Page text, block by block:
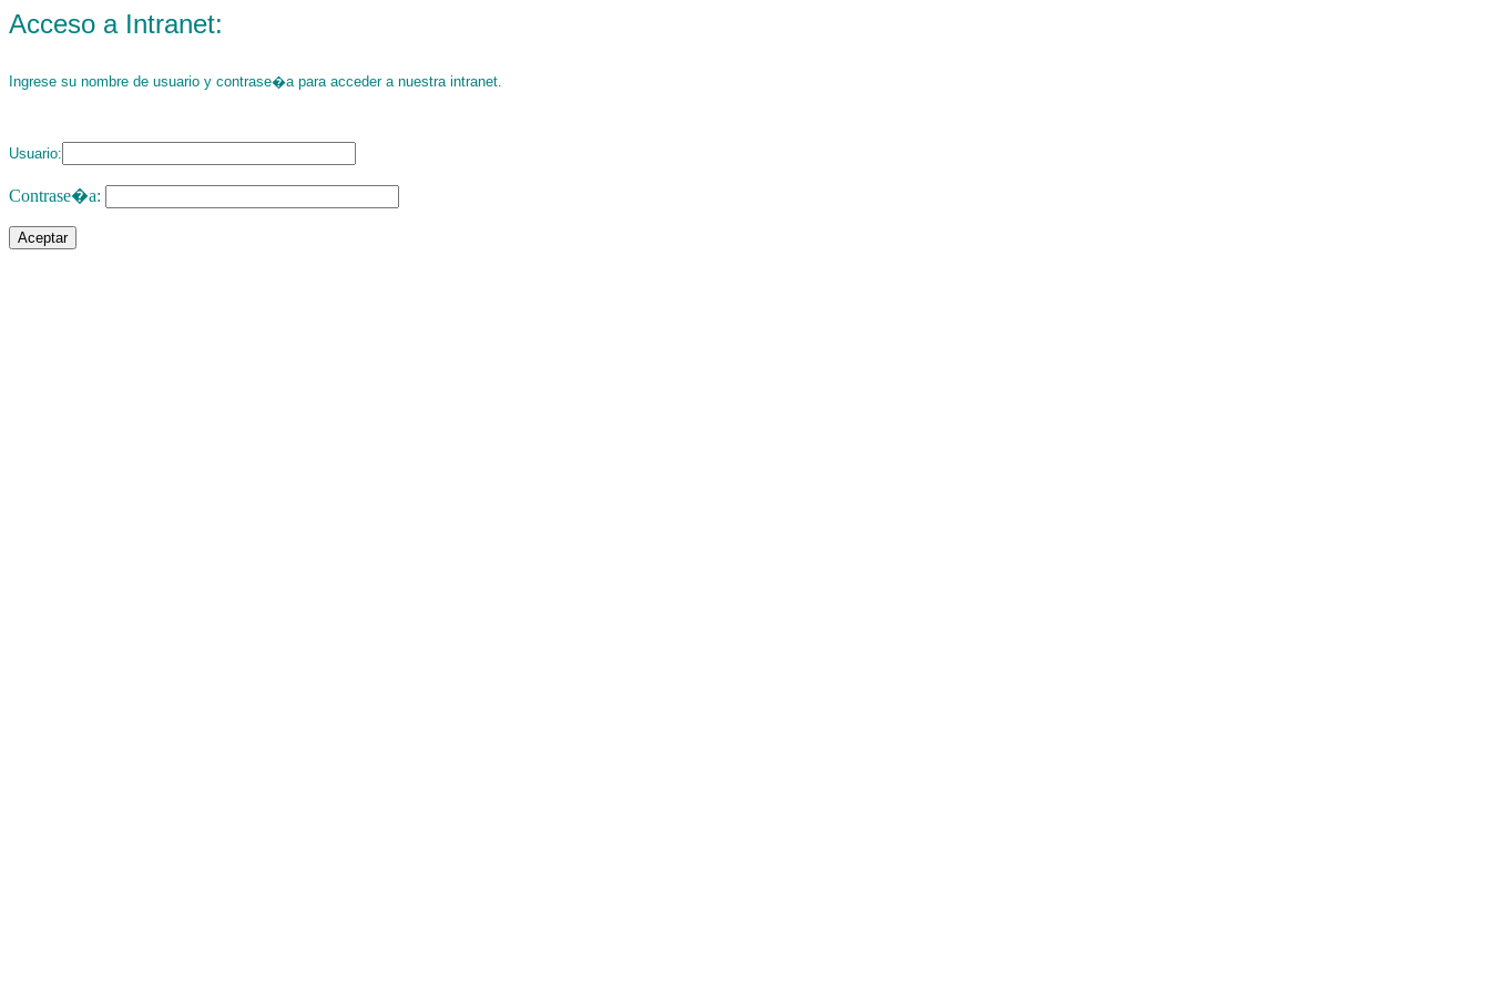
Acceso a Intranet:
Ingrese su nombre de usuario y contrase�a para acceder a nuestra intranet.
Usuario:
Contrase�a: